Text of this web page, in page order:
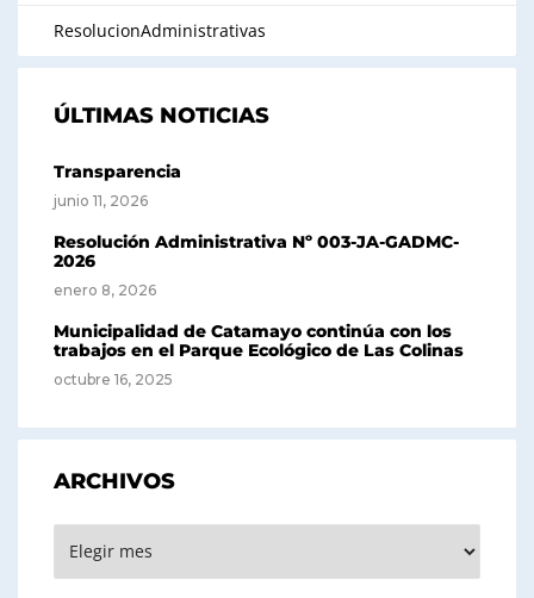
ResolucionAdministrativas
ÚLTIMAS NOTICIAS
Transparencia
junio 11, 2026
Resolución Administrativa Nº 003-JA-GADMC-
2026
enero 8, 2026
Municipalidad de Catamayo continúa con los
trabajos en el Parque Ecológico de Las Colinas
octubre 16, 2025
ARCHIVOS